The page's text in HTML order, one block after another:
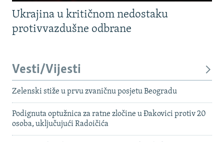
Ukrajina u kritičnom nedostaku
protivvazdušne odbrane
Vesti/Vijesti
Zelenski stiže u prvu zvaničnu posjetu Beogradu
Podignuta optužnica za ratne zločine u Đakovici protiv 20
osoba, uključujući Radoičića